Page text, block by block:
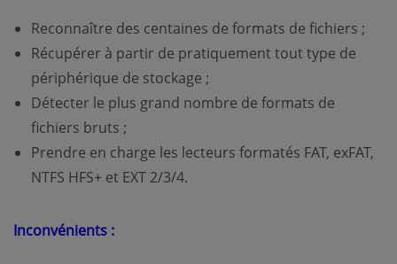
Reconnaître des centaines de formats de fichiers ;
Récupérer à partir de pratiquement tout type de
périphérique de stockage ;
Détecter le plus grand nombre de formats de
fichiers bruts ;
Prendre en charge les lecteurs formatés FAT, exFAT,
NTFS HFS+ et EXT 2/3/4.
Inconvénients :